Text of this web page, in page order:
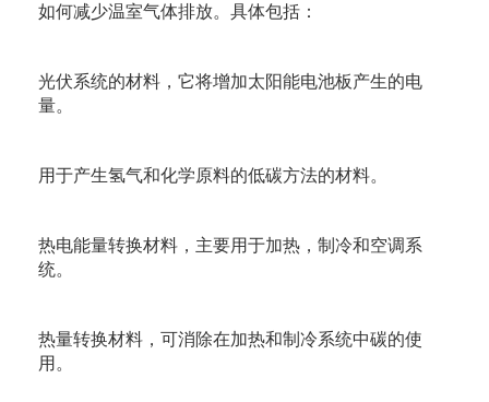
如何减少温室气体排放。具体包括：
光伏系统的材料，它将增加太阳能电池板产生的电
量。
用于产生氢气和化学原料的低碳方法的材料。
热电能量转换材料，主要用于加热，制冷和空调系
统。
热量转换材料，可消除在加热和制冷系统中碳的使
用。